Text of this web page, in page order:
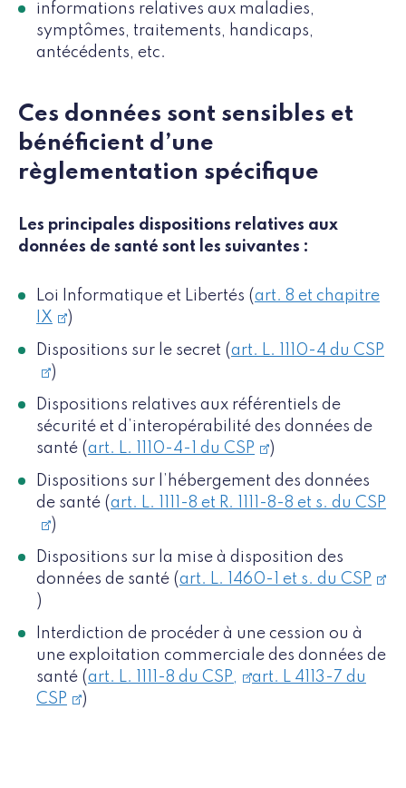
informations relatives aux maladies,
symptômes, traitements, handicaps,
antécédents, etc.
Ces données sont sensibles et
bénéficient d’une
règlementation spécifique
Les principales dispositions relatives aux
données de santé sont les suivantes :
Loi Informatique et Libertés (art. 8 et chapitre
IX
)
Dispositions sur le secret (art. L. 1110-4 du CSP
)
Dispositions relatives aux référentiels de
sécurité et d’interopérabilité des données de
santé (art. L. 1110-4-1 du CSP
)
Dispositions sur l’hébergement des données
de santé (art. L. 1111-8 et R. 1111-8-8 et s. du CSP
)
Dispositions sur la mise à disposition des
données de santé (art. L. 1460-1 et s. du CSP
)
Interdiction de procéder à une cession ou à
une exploitation commerciale des données de
santé (art. L. 1111-8 du CSP,
art. L 4113-7 du
CSP
)